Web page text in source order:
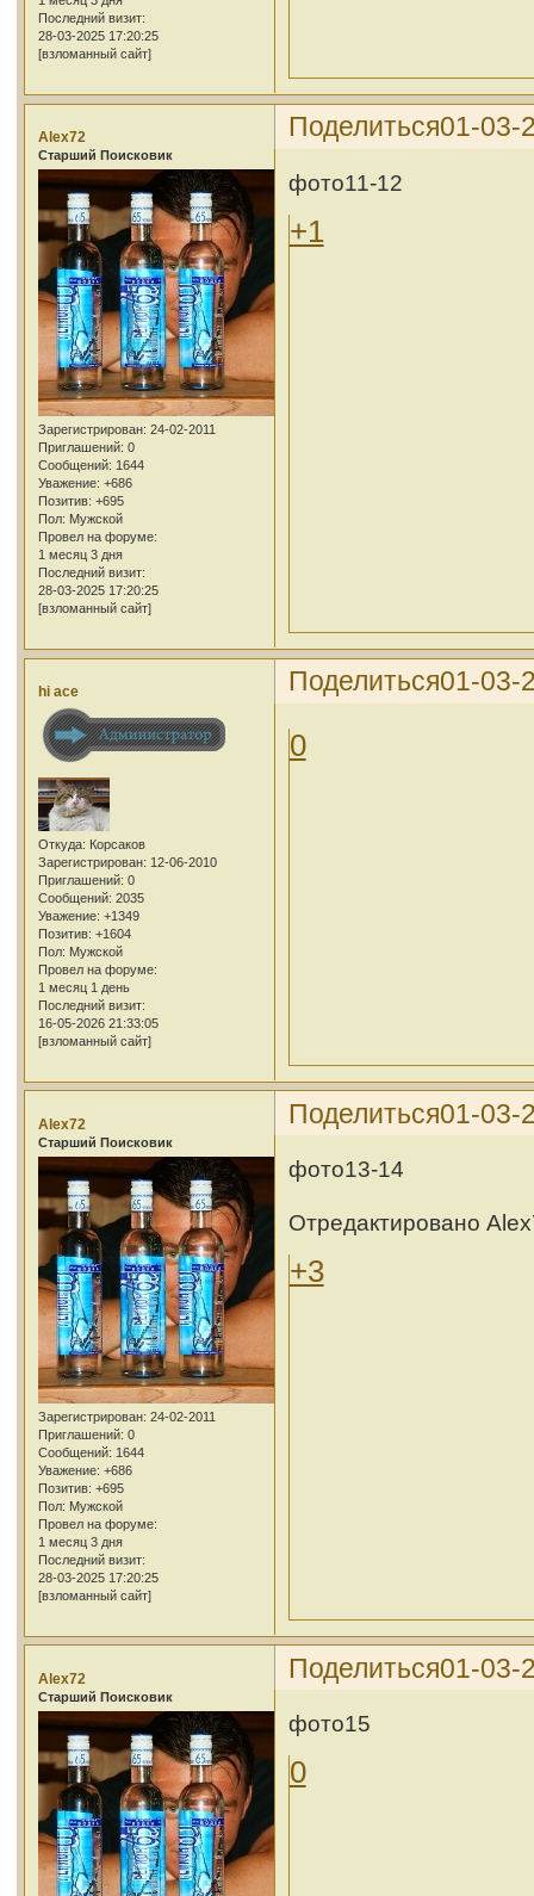
Последний визит:
28-03-2025 17:20:25
[взломанный сайт]
Поделиться01-03-
Alex72
Cтарший Поисковик
Зарегистрирован: 24-02-2011
Приглашений: 0
Сообщений: 1644
Уважение: +686
Позитив: +695
Пол: Мужской
Провел на форуме:
1 месяц 3 дня
Последний визит:
28-03-2025 17:20:25
[взломанный сайт]
фото11-12
+1
Поделиться01-03-
hi ace
Откуда: Корсаков
Зарегистрирован: 12-06-2010
Приглашений: 0
Сообщений: 2035
Уважение: +1349
Позитив: +1604
Пол: Мужской
Провел на форуме:
1 месяц 1 день
Последний визит:
16-05-2026 21:33:05
[взломанный сайт]
0
Поделиться01-03-
Alex72
Cтарший Поисковик
Зарегистрирован: 24-02-2011
Приглашений: 0
Сообщений: 1644
Уважение: +686
Позитив: +695
Пол: Мужской
Провел на форуме:
1 месяц 3 дня
Последний визит:
28-03-2025 17:20:25
[взломанный сайт]
фото13-14
Отредактировано
+3
Поделиться01-03-
Alex72
Cтарший Поисковик
фото15
0